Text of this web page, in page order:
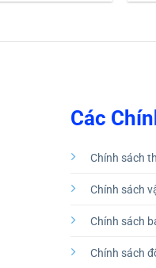
Các
Chính sách
Chính sách
Chính sách
Chính sách